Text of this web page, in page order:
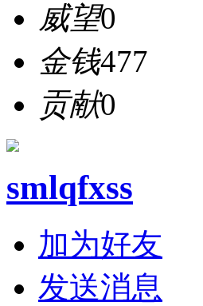
威望0
金钱477
贡献0
smlqfxss
加为好友
发送消息